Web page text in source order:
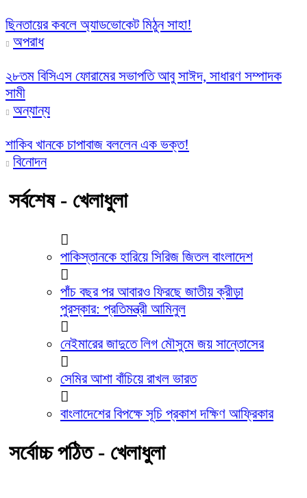
ছিনতায়ের কবলে অ্যাডভোকেট মিঠুন সাহা!
অপরাধ
২৮তম বিসিএস ফোরামের সভাপতি আবু সাঈদ, সাধারণ সম্পাদক
সামী
অন্যান্য
শাকিব খানকে চাপাবাজ বললেন এক ভক্ত!
বিনোদন
সর্বশেষ - খেলাধুলা
পাকিস্তানকে হারিয়ে সিরিজ জিতল বাংলাদেশ
পাঁচ বছর পর আবারও ফিরছে জাতীয় ক্রীড়া
পুরস্কার: প্রতিমন্ত্রী আমিনুল
নেইমারের জাদুতে লিগ মৌসুমে জয় সান্তোসের
সেমির আশা বাঁচিয়ে রাখল ভারত
বাংলাদেশের বিপক্ষে সূচি প্রকাশ দক্ষিণ আফ্রিকার
সর্বোচ্চ পঠিত - খেলাধুলা